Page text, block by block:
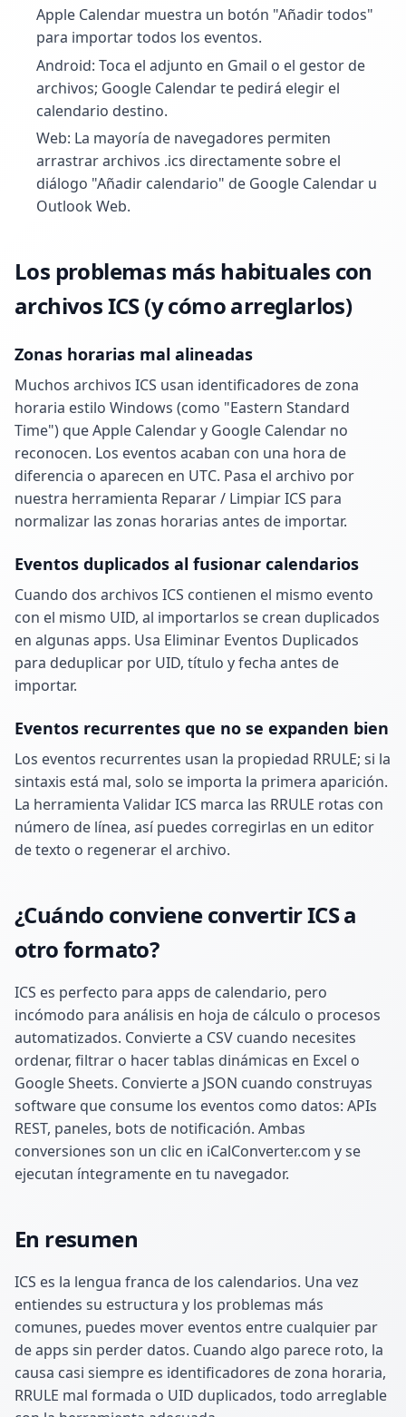
Apple Calendar muestra un botón "Añadir todos"
para importar todos los eventos.
Android: Toca el adjunto en Gmail o el gestor de
archivos; Google Calendar te pedirá elegir el
calendario destino.
Web: La mayoría de navegadores permiten
arrastrar archivos .ics directamente sobre el
diálogo "Añadir calendario" de Google Calendar u
Outlook Web.
Los problemas más habituales con
archivos ICS (y cómo arreglarlos)
Zonas horarias mal alineadas
Muchos archivos ICS usan identificadores de zona
horaria estilo Windows (como "Eastern Standard
Time") que Apple Calendar y Google Calendar no
reconocen. Los eventos acaban con una hora de
diferencia o aparecen en UTC. Pasa el archivo por
nuestra herramienta Reparar / Limpiar ICS para
normalizar las zonas horarias antes de importar.
Eventos duplicados al fusionar calendarios
Cuando dos archivos ICS contienen el mismo evento
con el mismo UID, al importarlos se crean duplicados
en algunas apps. Usa Eliminar Eventos Duplicados
para deduplicar por UID, título y fecha antes de
importar.
Eventos recurrentes que no se expanden bien
Los eventos recurrentes usan la propiedad RRULE; si la
sintaxis está mal, solo se importa la primera aparición.
La herramienta Validar ICS marca las RRULE rotas con
número de línea, así puedes corregirlas en un editor
de texto o regenerar el archivo.
¿Cuándo conviene convertir ICS a
otro formato?
ICS es perfecto para apps de calendario, pero
incómodo para análisis en hoja de cálculo o procesos
automatizados. Convierte a CSV cuando necesites
ordenar, filtrar o hacer tablas dinámicas en Excel o
Google Sheets. Convierte a JSON cuando construyas
software que consume los eventos como datos: APIs
REST, paneles, bots de notificación. Ambas
conversiones son un clic en iCalConverter.com y se
ejecutan íntegramente en tu navegador.
En resumen
ICS es la lengua franca de los calendarios. Una vez
entiendes su estructura y los problemas más
comunes, puedes mover eventos entre cualquier par
de apps sin perder datos. Cuando algo parece roto, la
causa casi siempre es identificadores de zona horaria,
RRULE mal formada o UID duplicados, todo arreglable